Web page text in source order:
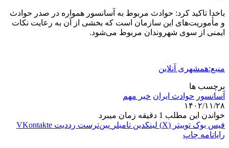
باخدا تاکید کرد: حوادث مربوط به آسانسور همواره در صدر حوادث
و مأموریت‌های این سازمان است که بخشی از آن به رعایت نکات
ایمنی از سوی شهروندان مربوط می‌شود.
منبع:همشهری آنلاین
برچسب ها
آسانسور حوادث ایران خبر مهم
۱۴۰۲/۱۱/۲۸
خواندن این مطلب 1 دقیقه زمان میبرد
فیس بوک توییتر (X) لینکدین ‫تامبلر ‫پین‌ترست ‫رددیت ‫VKontakte
رایانامه چاپ